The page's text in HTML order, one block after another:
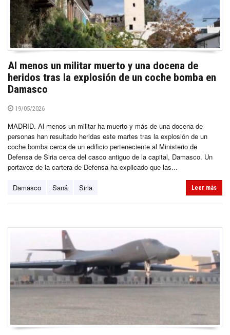
Al menos un militar muerto y una docena de
heridos tras la explosión de un coche bomba en
Damasco
19/05/2026
MADRID. Al menos un militar ha muerto y más de una docena de
personas han resultado heridas este martes tras la explosión de un
coche bomba cerca de un edificio perteneciente al Ministerio de
Defensa de Siria cerca del casco antiguo de la capital, Damasco. Un
portavoz de la cartera de Defensa ha explicado que las...
Damasco Saná Siria Leer más